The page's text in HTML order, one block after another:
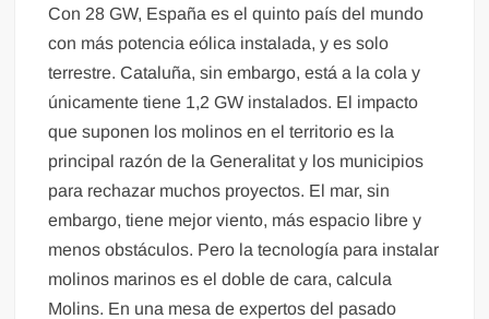
Con 28 GW, España es el quinto país del mundo
con más potencia eólica instalada, y es solo
terrestre. Cataluña, sin embargo, está a la cola y
únicamente tiene 1,2 GW instalados. El impacto
que suponen los molinos en el territorio es la
principal razón de la Generalitat y los municipios
para rechazar muchos proyectos. El mar, sin
embargo, tiene mejor viento, más espacio libre y
menos obstáculos. Pero la tecnología para instalar
molinos marinos es el doble de cara, calcula
Molins. En una mesa de expertos del pasado